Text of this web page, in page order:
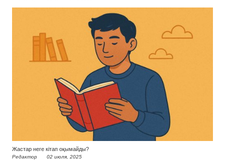
Жастар неге кітап оқымайды?
Редактор 02 июля, 2025